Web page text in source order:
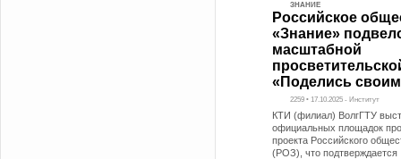
ЗНАНИЕ
Российское
«Знание»
масштабной
«Поделись
2259 • 17.10.2025 - Институт
КТИ (филиал) ВолгГТУ
официальных площадок
проекта Российского
(РОЗ), что подтверждается